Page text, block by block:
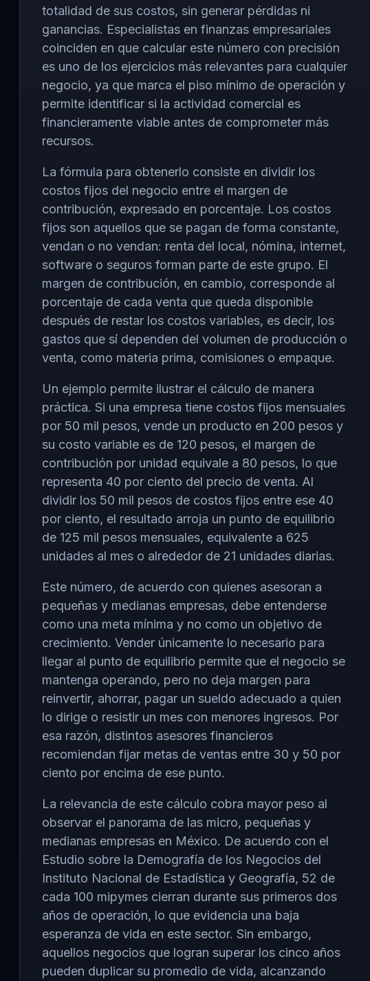
totalidad de sus costos, sin generar pérdidas ni
ganancias. Especialistas en finanzas empresariales
coinciden en que calcular este número con precisión
es uno de los ejercicios más relevantes para cualquier
negocio, ya que marca el piso mínimo de operación y
permite identificar si la actividad comercial es
financieramente viable antes de comprometer más
recursos.
La fórmula para obtenerlo consiste en dividir los
costos fijos del negocio entre el margen de
contribución, expresado en porcentaje. Los costos
fijos son aquellos que se pagan de forma constante,
vendan o no vendan: renta del local, nómina, internet,
software o seguros forman parte de este grupo. El
margen de contribución, en cambio, corresponde al
porcentaje de cada venta que queda disponible
después de restar los costos variables, es decir, los
gastos que sí dependen del volumen de producción o
venta, como materia prima, comisiones o empaque.
Un ejemplo permite ilustrar el cálculo de manera
práctica. Si una empresa tiene costos fijos mensuales
por 50 mil pesos, vende un producto en 200 pesos y
su costo variable es de 120 pesos, el margen de
contribución por unidad equivale a 80 pesos, lo que
representa 40 por ciento del precio de venta. Al
dividir los 50 mil pesos de costos fijos entre ese 40
por ciento, el resultado arroja un punto de equilibrio
de 125 mil pesos mensuales, equivalente a 625
unidades al mes o alrededor de 21 unidades diarias.
Este número, de acuerdo con quienes asesoran a
pequeñas y medianas empresas, debe entenderse
como una meta mínima y no como un objetivo de
crecimiento. Vender únicamente lo necesario para
llegar al punto de equilibrio permite que el negocio se
mantenga operando, pero no deja margen para
reinvertir, ahorrar, pagar un sueldo adecuado a quien
lo dirige o resistir un mes con menores ingresos. Por
esa razón, distintos asesores financieros
recomiendan fijar metas de ventas entre 30 y 50 por
ciento por encima de ese punto.
La relevancia de este cálculo cobra mayor peso al
observar el panorama de las micro, pequeñas y
medianas empresas en México. De acuerdo con el
Estudio sobre la Demografía de los Negocios del
Instituto Nacional de Estadística y Geografía, 52 de
cada 100 mipymes cierran durante sus primeros dos
años de operación, lo que evidencia una baja
esperanza de vida en este sector. Sin embargo,
aquellos negocios que logran superar los cinco años
pueden duplicar su promedio de vida, alcanzando